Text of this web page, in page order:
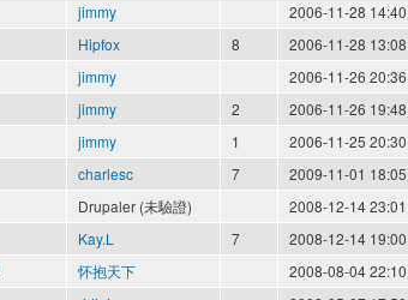
jimmy 2006-11-28 14:40
Hipfox 8 2006-11-28 13:08
jimmy 2006-11-26 20:36
jimmy 2 2006-11-26 19:48
jimmy 1 2006-11-25 20:30
charlesc 7 2009-11-01 18:05
Drupaler (未驗證) 2008-12-14 23:01
Kay.L 7 2008-12-14 19:00
怀抱天下 2008-08-04 22:10